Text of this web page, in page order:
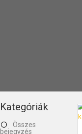
Kategóriák
Összes
bejegyzés